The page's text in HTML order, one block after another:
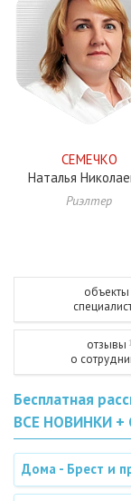
СЕМЕЧКО
Наталья
Риэлтер
объекты
отзывы
о
Бесплатная
ВСЕ НОВИНКИ
Дома - Брест и